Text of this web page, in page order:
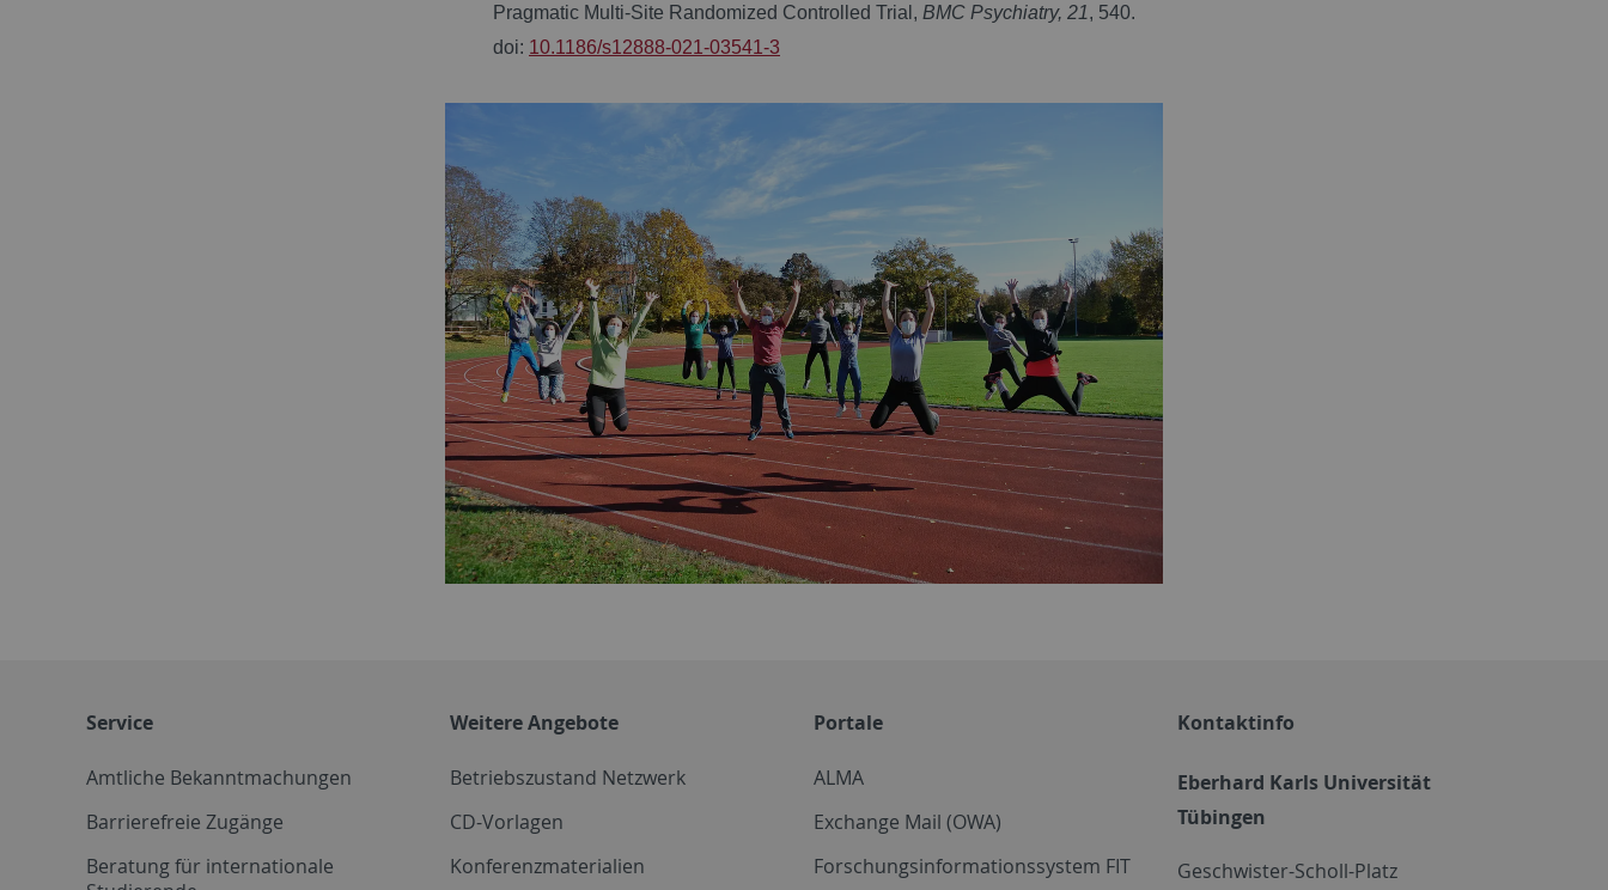
Pragmatic Multi-Site Randomized Controlled Trial , BMC Psychiatry, 21, 540.
doi: 10.1186/s12888-021-03541-3
Service
Amtliche Bekanntmachungen
Barrierefreie Zugänge
Beratung für internationale
Weitere Angebote
Betriebszustand Netzwerk
CD-Vorlagen
Konferenzmaterialien
Portale
ALMA
Exchange Mail (OWA)
Forschungsinformationssystem FIT
Kontaktinfo
Eberhard Karls Universität
Tübingen
Geschwister-Scholl-Platz